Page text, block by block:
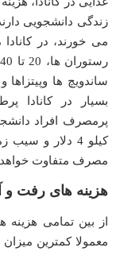
زندگی دانشجویی
می خورند، در
ساندویچ ها
بسیار در کانادا
مصرف متفاوت خواهد
هزینه های رفت و
از بین تمامی
معمولا کمترین